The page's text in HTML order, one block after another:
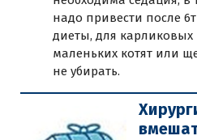
надо привести после
диеты, для карликовых
маленьких котят или
не убирать.